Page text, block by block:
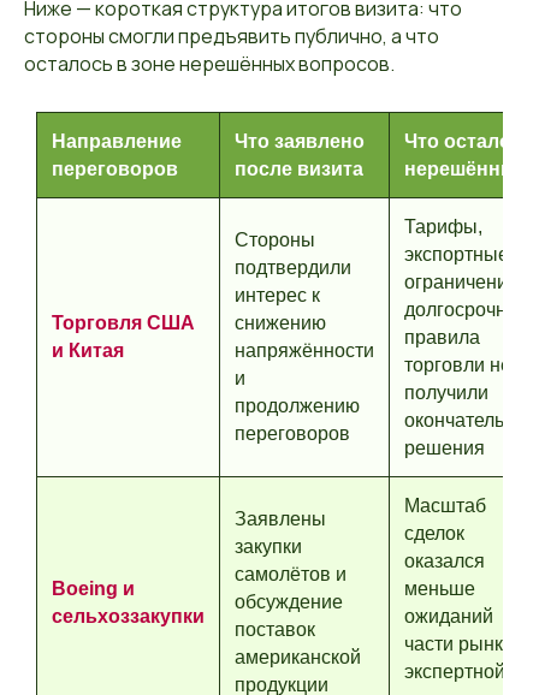
Ниже — короткая структура итогов визита: что
стороны смогли предъявить публично, а что
осталось в зоне нерешённых вопросов.
Направление
переговоров
Что заявлено
после визита
Что осталось
нерешённым
Торговля США
и Китая
Стороны
подтвердили
интерес к
снижению
напряжённости
и
продолжению
переговоров
Тарифы,
экспортные
ограничения и
долгосрочные
правила
торговли не
получили
решения
Boeing и
сельхоззакупки
Заявлены
закупки
самолётов и
обсуждение
поставок
американской
продукции
Масштаб
сделок
оказался
меньше
ожиданий
части рынка и
экспертной